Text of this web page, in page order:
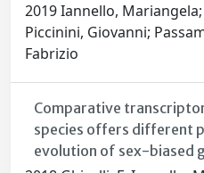
2019 Iannello,
Piccinini, Giovanni;
Fabrizio
Comparative
species offers different
evolution of sex-biased